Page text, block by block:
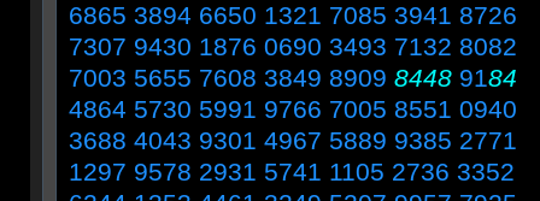
6865 3894 6650 1321 7085 3941 8726
7307 9430 1876 0690 3493 7132 8082
7003 5655 7608 3849 8909 8448 9184
4864 5730 5991 9766 7005 8551 0940
3688 4043 9301 4967 5889 9385 2771
1297 9578 2931 5741 1105 2736 3352